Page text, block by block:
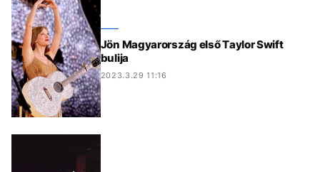
Jön Magyarország első Taylor Swift
bulija
2023.3.29 11:16